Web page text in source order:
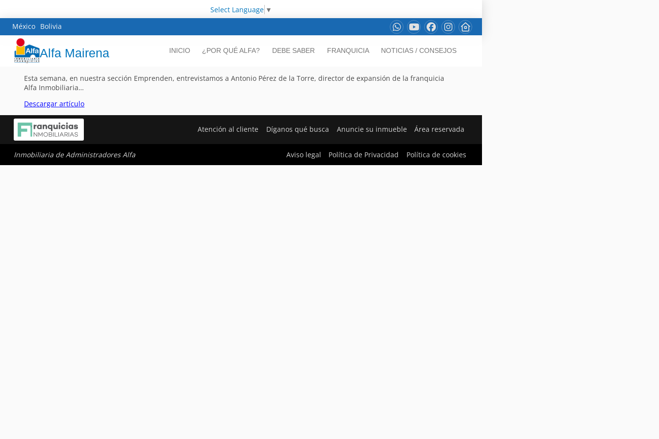
Select Language ▼
México Bolivia
Alfa Mairena INICIO ¿POR QUÉ ALFA? DEBE SABER FRANQUICIA NOTICIAS / CONSEJOS
Esta semana, en nuestra sección Emprenden, entrevistamos a Antonio Pérez de la Torre, director de expansión de la franquicia
Alfa Inmobiliaria…
Descargar artículo
Atención al cliente Díganos qué busca Anuncie su inmueble Área reservada
Inmobiliaria de Administradores Alfa Aviso legal Política de Privacidad Política de cookies